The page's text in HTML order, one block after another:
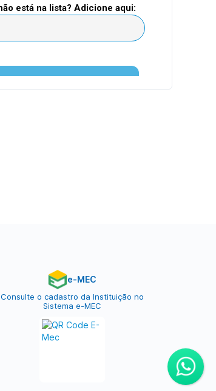
e-MEC
Consulte o cadastro da Instituição no
Sistema e-MEC